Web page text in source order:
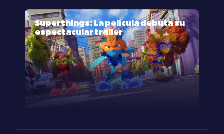
Superthings: La película debuta su
espectacular trailer